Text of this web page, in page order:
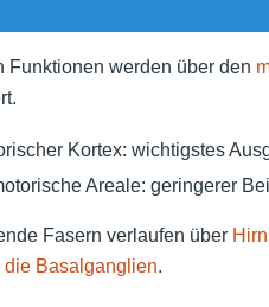
Funktionen werden über den
Kortex: wichtigstes
Areale: geringerer
Fasern verlaufen über
Basalganglien.